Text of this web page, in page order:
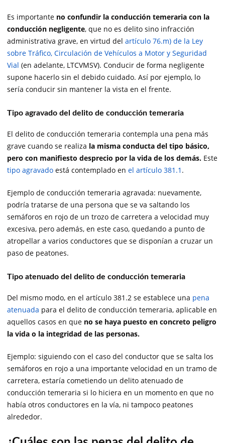
Es importante no confundir la conducción temeraria con la
conducción negligente, que no es delito sino infracción
administrativa grave, en virtud del artículo 76.m) de la Ley
sobre Tráfico, Circulación de Vehículos a Motor y Seguridad
Vial (en adelante, LTCVMSV). Conducir de forma negligente
supone hacerlo sin el debido cuidado. Así por ejemplo, lo
sería conducir sin mantener la vista en el frente.
Tipo agravado del delito de conducción temeraria
El delito de conducción temeraria contempla una pena más
grave cuando se realiza la misma conducta del tipo básico,
pero con manifiesto desprecio por la vida de los demás. Este
tipo agravado está contemplado en el artículo 381.1 .
Ejemplo de conducción temeraria agravada: nuevamente,
podría tratarse de una persona que se va saltando los
semáforos en rojo de un trozo de carretera a velocidad muy
excesiva, pero además, en este caso, quedando a punto de
atropellar a varios conductores que se disponían a cruzar un
paso de peatones.
Tipo atenuado del delito de conducción temeraria
Del mismo modo, en el artículo 381.2 se establece una pena
atenuada para el delito de conducción temeraria, aplicable en
aquellos casos en que no se haya puesto en concreto peligro
la vida o la integridad de las personas.
Ejemplo: siguiendo con el caso del conductor que se salta los
semáforos en rojo a una importante velocidad en un tramo de
carretera, estaría cometiendo un delito atenuado de
conducción temeraria si lo hiciera en un momento en que no
había otros conductores en la vía, ni tampoco peatones
alrededor.